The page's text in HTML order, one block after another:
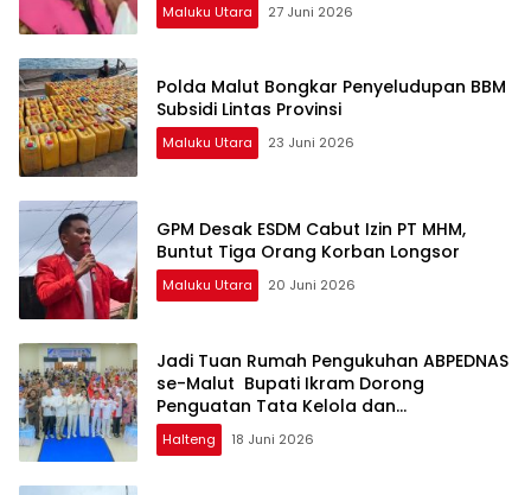
Maluku Utara 27 Juni 2026
Polda Malut Bongkar Penyeludupan BBM
Subsidi Lintas Provinsi
Maluku Utara 23 Juni 2026
GPM Desak ESDM Cabut Izin PT MHM,
Buntut Tiga Orang Korban Longsor
Maluku Utara 20 Juni 2026
Jadi Tuan Rumah Pengukuhan ABPEDNAS
se-Malut Bupati Ikram Dorong
Penguatan Tata Kelola dan
Pengawasan Desa
Halteng 18 Juni 2026